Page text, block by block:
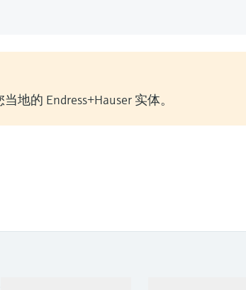
的 Endress+Hauser 实体。